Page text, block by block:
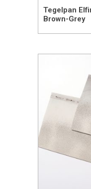
Tegelpan
Brown-Grey